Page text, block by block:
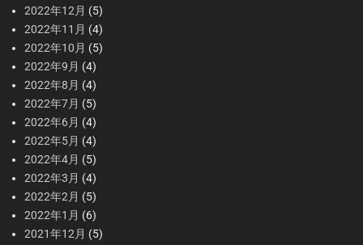
2022年12月 (5)
2022年11月 (4)
2022年10月 (5)
2022年9月 (4)
2022年8月 (4)
2022年7月 (5)
2022年6月 (4)
2022年5月 (4)
2022年4月 (5)
2022年3月 (4)
2022年2月 (5)
2022年1月 (6)
2021年12月 (5)